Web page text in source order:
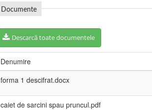
Documente
Descarcă toate documentele
Denumire
forma 1 descifrat.docx
caiet de sarcini spau pruncul.pdf